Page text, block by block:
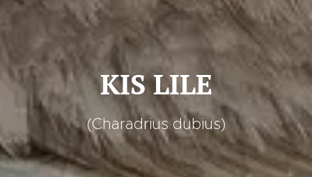
KIS LILE
(Charadrius dubius)